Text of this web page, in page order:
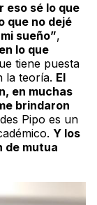
eso sé lo que
que no dejé
sueño”,
lo que
tiene puesta
la teoría. El
en muchas
brindaron
Pipo es un
Y los
de mutua